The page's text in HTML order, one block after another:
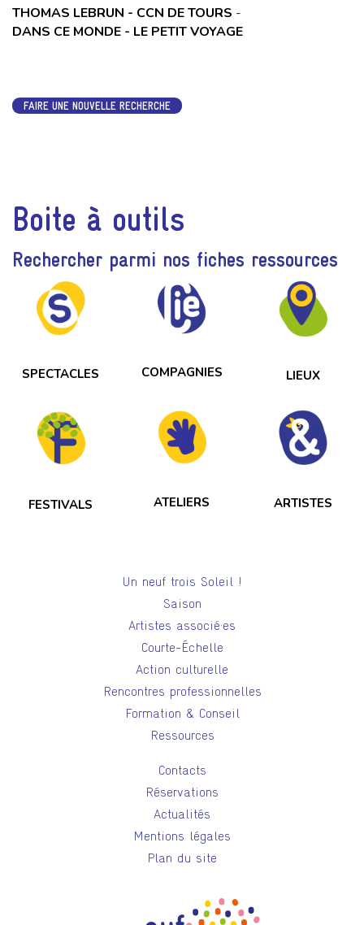
THOMAS LEBRUN - CCN DE TOURS -
DANS CE MONDE - LE PETIT VOYAGE
FAIRE UNE NOUVELLE RECHERCHE
Boite à outils
Rechercher parmi nos fiches ressources
SPECTACLES COMPAGNIES LIEUX
FESTIVALS ATELIERS ARTISTES
Un neuf trois Soleil !
Saison
Artistes associé·es
Courte-Échelle
Action culturelle
Rencontres professionnelles
Formation & Conseil
Ressources
Contacts
Réservations
Actualités
Mentions légales
Plan du site